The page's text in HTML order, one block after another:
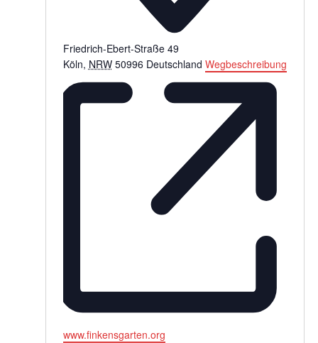
Friedrich-Ebert-Straße 49
Köln, NRW 50996 Deutschland Wegbeschreibung
Webseite
www.finkensgarten.org